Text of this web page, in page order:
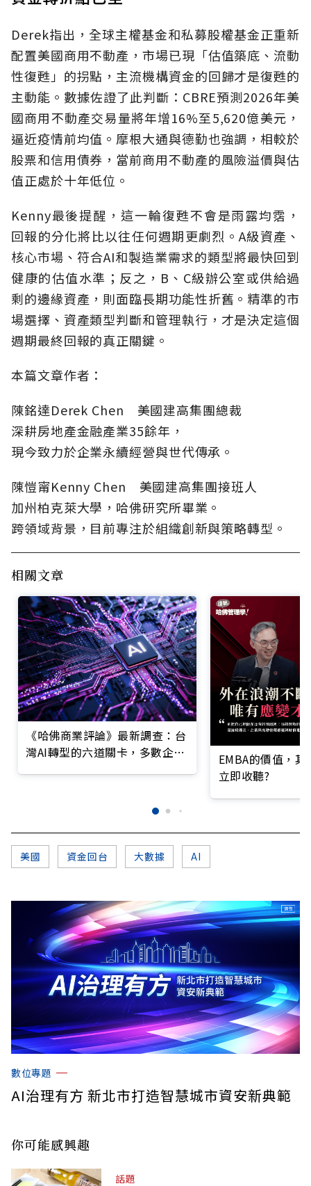
Derek指出，全球主權基金和私募股權基金正重新
配置美國商用不動產，市場已現「估值築底、流動
性復甦」的拐點，主流機構資金的回歸才是復甦的
主動能。數據佐證了此判斷：CBRE預測2026年美
國商用不動產交易量將年增16%至5,620億美元，
逼近疫情前均值。摩根大通與德勤也強調，相較於
股票和信用債券，當前商用不動產的風險溢價與估
值正處於十年低位。
Kenny最後提醒，這一輪復甦不會是雨露均霑，
回報的分化將比以往任何週期更劇烈。A級資產、
核心市場、符合AI和製造業需求的類型將最快回到
健康的估值水準；反之，B、C級辦公室或供給過
剩的邊緣資產，則面臨長期功能性折舊。精準的市
場選擇、資產類型判斷和管理執行，才是決定這個
週期最終回報的真正關鍵。
本篇文章作者：
陳銘達Derek Chen 美國建高集團總裁
深耕房地產金融產業35餘年，
現今致力於企業永續經營與世代傳承。
陳愷甯Kenny Chen 美國建高集團接班人
加州柏克萊大學，哈佛研究所畢業。
跨領域背景，目前專注於組織創新與策略轉型。
相關文章
《哈佛商業評論》最新調查：台
灣AI轉型的六道關卡，多數企業
EMBA的價值，
立即收聽?
美國 資金回台 大數據 AI
數位專題
AI治理有方 新北市打造智慧城市資安新典範
你可能感興趣
話題